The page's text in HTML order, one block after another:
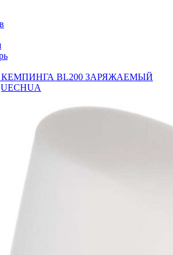
BL200 ЗАРЯЖАЕМЫЙ